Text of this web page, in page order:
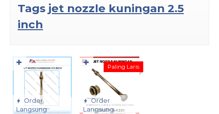
Tags jet nozzle kuningan 2.5
inch
Order
Langsung
✚
Order
Langsung
Paling Laris
✚